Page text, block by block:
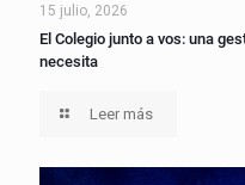
15 julio, 2026
El Colegio junto a vos: una
necesita
Leer más